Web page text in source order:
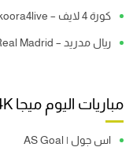
كورة 4 لايف – koora4live
ريال مدريد – Real Madrid
مباريات اليوم ميجا 4K
اس جول | AS Goal